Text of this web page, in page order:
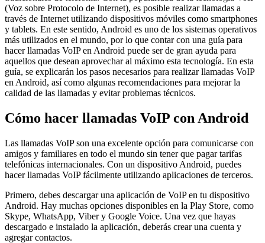
(Voz sobre Protocolo de Internet), es posible realizar llamadas a
través de Internet utilizando dispositivos móviles como smartphones
y tablets. En este sentido, Android es uno de los sistemas operativos
más utilizados en el mundo, por lo que contar con una guía para
hacer llamadas VoIP en Android puede ser de gran ayuda para
aquellos que desean aprovechar al máximo esta tecnología. En esta
guía, se explicarán los pasos necesarios para realizar llamadas VoIP
en Android, así como algunas recomendaciones para mejorar la
calidad de las llamadas y evitar problemas técnicos.
Cómo hacer llamadas VoIP con Android
Las llamadas VoIP son una excelente opción para comunicarse con
amigos y familiares en todo el mundo sin tener que pagar tarifas
telefónicas internacionales. Con un dispositivo Android, puedes
hacer llamadas VoIP fácilmente utilizando aplicaciones de terceros.
Primero, debes descargar una aplicación de VoIP en tu dispositivo
Android. Hay muchas opciones disponibles en la Play Store, como
Skype, WhatsApp, Viber y Google Voice. Una vez que hayas
descargado e instalado la aplicación, deberás crear una cuenta y
agregar contactos.